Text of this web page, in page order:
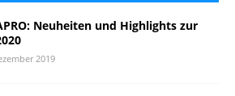
Neuheiten und Highlights zur
2019